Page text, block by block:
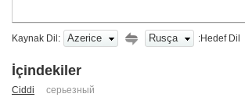
Kaynak Dil: Azerice Rusça :Hedef Dil
İçindekiler
Ciddi
серьезный